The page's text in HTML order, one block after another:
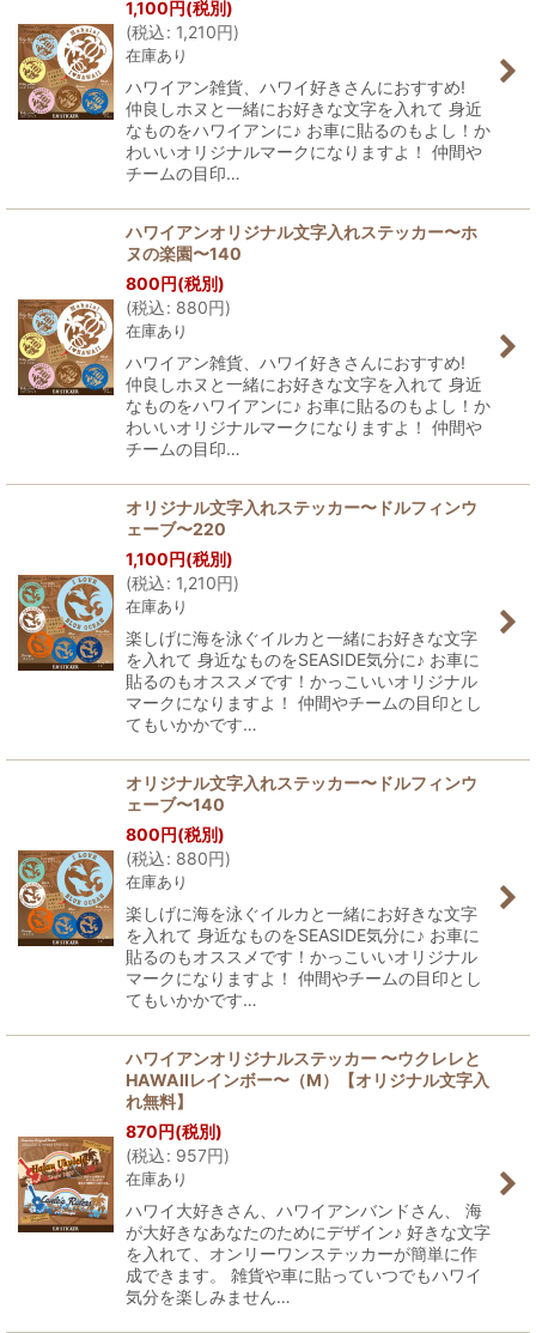
1,100円(税別)
(税込: 1,210円)
在庫あり
ハワイアン雑貨、ハワイ好きさんにおすすめ!
仲良しホヌと一緒にお好きな文字を入れて 身近
なものをハワイアンに♪ お車に貼るのもよし！か
わいいオリジナルマークになりますよ！ 仲間や
チームの目印…
ハワイアンオリジナル文字入れステッカー〜ホ
ヌの楽園〜140
800円(税別)
(税込: 880円)
在庫あり
ハワイアン雑貨、ハワイ好きさんにおすすめ!
仲良しホヌと一緒にお好きな文字を入れて 身近
なものをハワイアンに♪ お車に貼るのもよし！か
わいいオリジナルマークになりますよ！ 仲間や
チームの目印…
オリジナル文字入れステッカー〜ドルフィンウ
ェーブ〜220
1,100円(税別)
(税込: 1,210円)
在庫あり
楽しげに海を泳ぐイルカと一緒にお好きな文字
を入れて 身近なものをSEASIDE気分に♪ お車に
貼るのもオススメです！かっこいいオリジナル
マークになりますよ！ 仲間やチームの目印とし
てもいかかです…
オリジナル文字入れステッカー〜ドルフィンウ
ェーブ〜140
800円(税別)
(税込: 880円)
在庫あり
楽しげに海を泳ぐイルカと一緒にお好きな文字
を入れて 身近なものをSEASIDE気分に♪ お車に
貼るのもオススメです！かっこいいオリジナル
マークになりますよ！ 仲間やチームの目印とし
てもいかかです…
ハワイアンオリジナルステッカー 〜ウクレレと
HAWAIIレインボー〜（M）【オリジナル文字入
れ無料】
870円(税別)
(税込: 957円)
在庫あり
ハワイ大好きさん、ハワイアンバンドさん、 海
が大好きなあなたのためにデザイン♪ 好きな文字
を入れて、オンリーワンステッカーが簡単に作
成できます。 雑貨や車に貼っていつでもハワイ
気分を楽しみません…